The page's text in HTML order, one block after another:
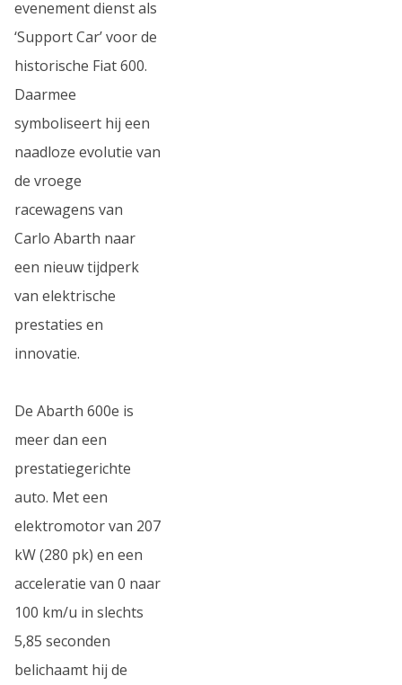
evenement dienst als
‘Support Car’ voor de
historische Fiat 600.
Daarmee
symboliseert hij een
naadloze evolutie van
de vroege
racewagens van
Carlo Abarth naar
een nieuw tijdperk
van elektrische
prestaties en
innovatie.
De Abarth 600e is
meer dan een
prestatiegerichte
auto. Met een
elektromotor van 207
kW (280 pk) en een
acceleratie van 0 naar
100 km/u in slechts
5,85 seconden
belichaamt hij de